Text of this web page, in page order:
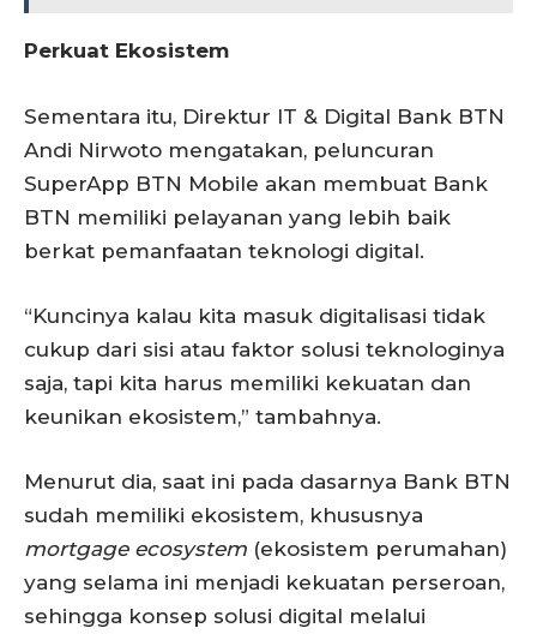
Perkuat Ekosistem
Sementara itu, Direktur IT & Digital Bank BTN
Andi Nirwoto mengatakan, peluncuran
SuperApp BTN Mobile akan membuat Bank
BTN memiliki pelayanan yang lebih baik
berkat pemanfaatan teknologi digital.
“Kuncinya kalau kita masuk digitalisasi tidak
cukup dari sisi atau faktor solusi teknologinya
saja, tapi kita harus memiliki kekuatan dan
keunikan ekosistem,” tambahnya.
Menurut dia, saat ini pada dasarnya Bank BTN
sudah memiliki ekosistem, khususnya
mortgage ecosystem (ekosistem perumahan)
yang selama ini menjadi kekuatan perseroan,
sehingga konsep solusi digital melalui